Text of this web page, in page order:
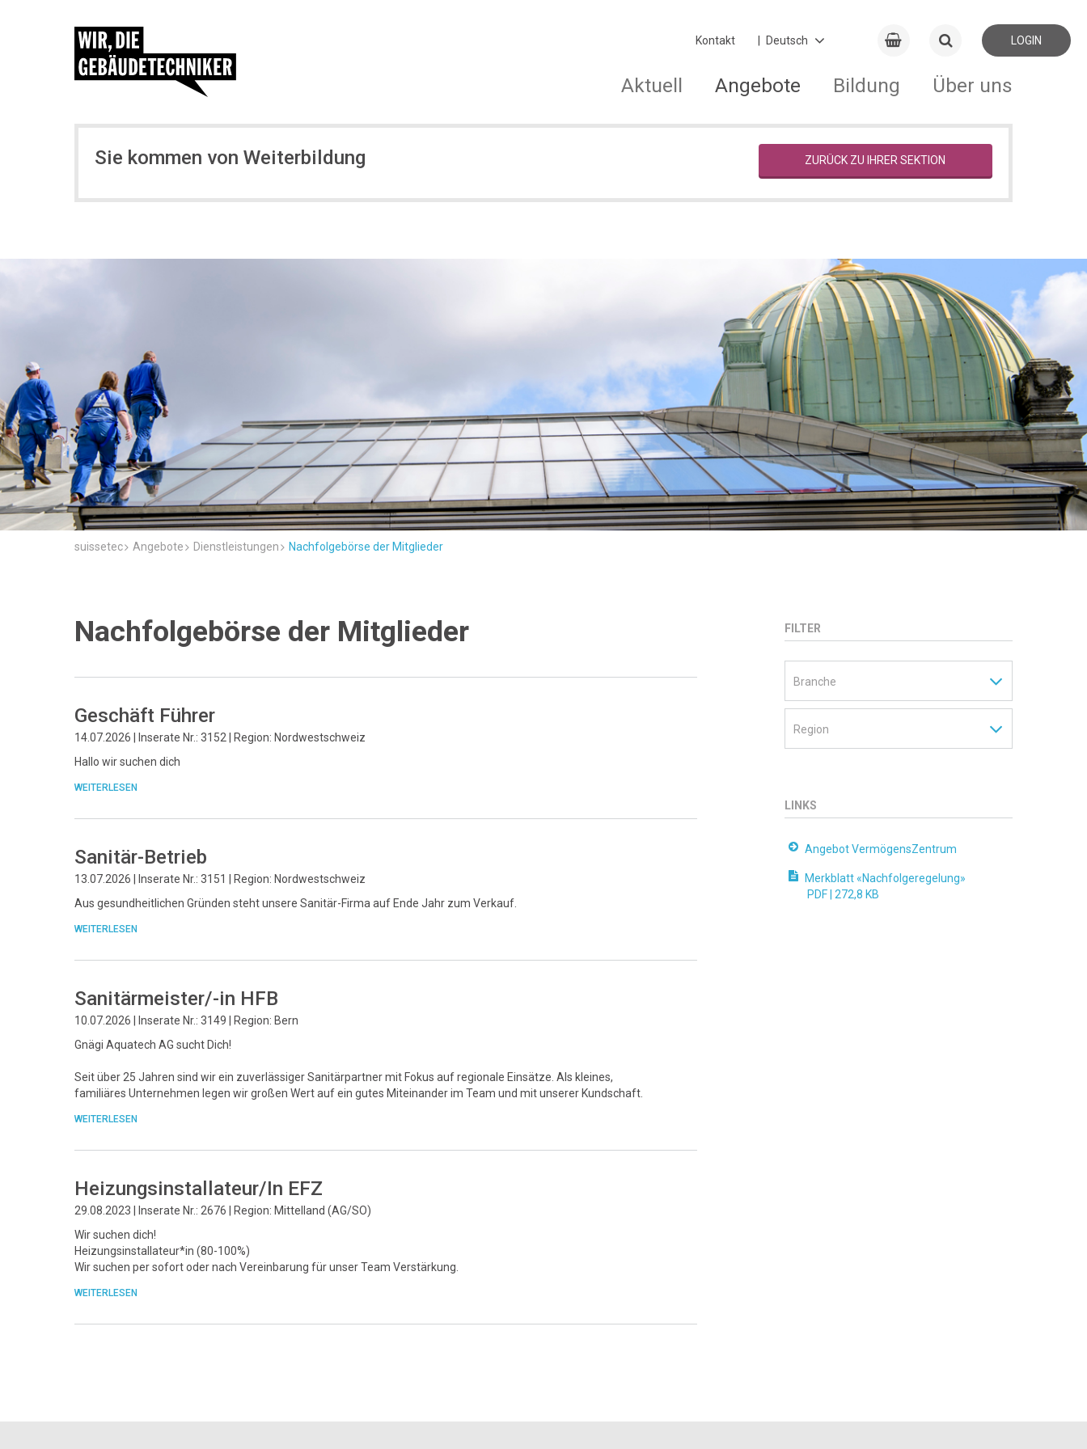
Kontakt LOGIN
Aktuell Angebote Bildung Über uns
Sie kommen von Weiterbildung ZURÜCK ZU IHRER SEKTION
suissetec Angebote Dienstleistungen Nachfolgebörse der Mitglieder
Nachfolgebörse der Mitglieder
Geschäft Führer
14.07.2026 | Inserate Nr.: 3152 | Region: Nordwestschweiz
Hallo wir suchen dich
WEITERLESEN
Sanitär-Betrieb
13.07.2026 | Inserate Nr.: 3151 | Region: Nordwestschweiz
Aus gesundheitlichen Gründen steht unsere Sanitär-Firma auf Ende Jahr zum Verkauf.
WEITERLESEN
Sanitärmeister/-in HFB
10.07.2026 | Inserate Nr.: 3149 | Region: Bern
Gnägi Aquatech AG sucht Dich!
Seit über 25 Jahren sind wir ein zuverlässiger Sanitärpartner mit Fokus auf regionale Einsätze. Als kleines,
familiäres Unternehmen legen wir großen Wert auf ein gutes Miteinander im Team und mit unserer Kundschaft.
WEITERLESEN
Heizungsinstallateur/In EFZ
29.08.2023 | Inserate Nr.: 2676 | Region: Mittelland (AG/SO)
Wir suchen dich!
Heizungsinstallateur*in (80-100%)
Wir suchen per sofort oder nach Vereinbarung für unser Team Verstärkung.
WEITERLESEN
FILTER
LINKS
Angebot VermögensZentrum
Merkblatt «Nachfolgeregelung»
PDF | 272,8 KB